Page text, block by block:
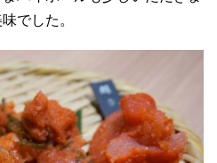
でした。